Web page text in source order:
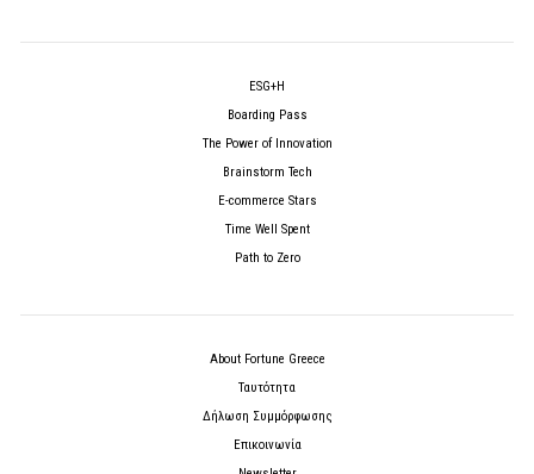
ESG+H
Boarding Pass
The Power of Innovation
Brainstorm Tech
E-commerce Stars
Time Well Spent
Path to Zero
About Fortune Greece
Ταυτότητα
Δήλωση Συμμόρφωσης
Επικοινωνία